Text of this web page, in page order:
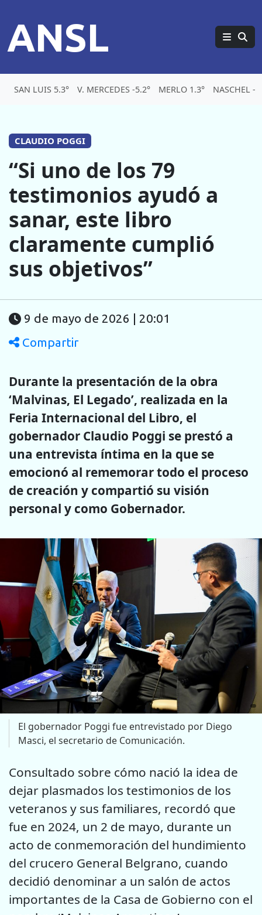
ANSL
SAN LUIS 5.3° V. MERCEDES -5.2° MERLO 1.3° NASCHEL -
CLAUDIO POGGI
“Si uno de los 79
testimonios ayudó a
sanar, este libro
claramente cumplió
sus objetivos”
9 de mayo de 2026 | 20:01
Compartir
Durante la presentación de la obra
‘Malvinas, El Legado’, realizada en la
Feria Internacional del Libro, el
gobernador Claudio Poggi se prestó a
una entrevista íntima en la que se
emocionó al rememorar todo el proceso
de creación y compartió su visión
personal y como Gobernador.
El gobernador Poggi fue entrevistado por Diego
Masci, el secretario de Comunicación.
Consultado sobre cómo nació la idea de
dejar plasmados los testimonios de los
veteranos y sus familiares, recordó que
fue en 2024, un 2 de mayo, durante un
acto de conmemoración del hundimiento
del crucero General Belgrano, cuando
decidió denominar a un salón de actos
importantes de la Casa de Gobierno con el